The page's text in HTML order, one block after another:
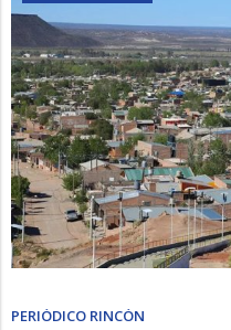
PERIÓDICO RINCÓN